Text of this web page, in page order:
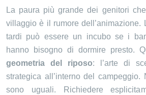
La paura più grande dei genitori
villaggio è il rumore dell’animazione.
tardi può essere un incubo se i
hanno bisogno di dormire presto.
geometria del riposo: l’arte di
strategica all’interno del
sono uguali. Richiedere